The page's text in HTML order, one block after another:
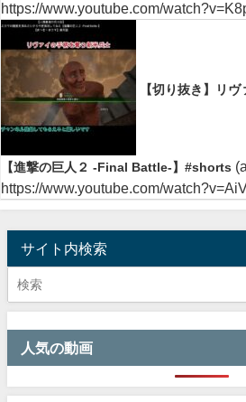
https://www.youtube.com/
【切り抜き】リ
【進撃の巨人２ -Final Battle-】#shorts
https://www.youtube.com/
サイト内検索
人気の動画